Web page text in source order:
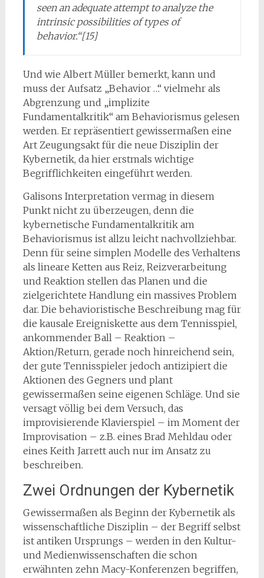
seen an adequate attempt to analyze the
intrinsic possibilities of types of
behavior.“[15]
Und wie Albert Müller bemerkt, kann und
muss der Aufsatz „Behavior …“ vielmehr als
Abgrenzung und „implizite
Fundamentalkritik“ am Behaviorismus gelesen
werden. Er repräsentiert gewissermaßen eine
Art Zeugungsakt für die neue Disziplin der
Kybernetik, da hier erstmals wichtige
Begrifflichkeiten eingeführt werden.
Galisons Interpretation vermag in diesem
Punkt nicht zu überzeugen, denn die
kybernetische Fundamentalkritik am
Behaviorismus ist allzu leicht nachvollziehbar.
Denn für seine simplen Modelle des Verhaltens
als lineare Ketten aus Reiz, Reizverarbeitung
und Reaktion stellen das Planen und die
zielgerichtete Handlung ein massives Problem
dar. Die behavioristische Beschreibung mag für
die kausale Ereigniskette aus dem Tennisspiel,
ankommender Ball – Reaktion –
Aktion/Return, gerade noch hinreichend sein,
der gute Tennisspieler jedoch antizipiert die
Aktionen des Gegners und plant
gewissermaßen seine eigenen Schläge. Und sie
versagt völlig bei dem Versuch, das
improvisierende Klavierspiel – im Moment der
Improvisation – z.B. eines Brad Mehldau oder
eines Keith Jarrett auch nur im Ansatz zu
beschreiben.
Zwei Ordnungen der Kybernetik
Gewissermaßen als Beginn der Kybernetik als
wissenschaftliche Disziplin – der Begriff selbst
ist antiken Ursprungs – werden in den Kultur-
und Medienwissenschaften die schon
erwähnten zehn Macy-Konferenzen begriffen,